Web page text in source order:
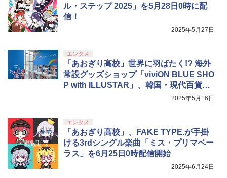
ル・ステップ 2025」を5月28日0時に配
信！
2025年5月27日
エンタメ
「あおぎり高校」世界に羽ばたく!? 海外
常設グッズショップ「viviON BLUE SHO
P with ILLUSTAR」、韓国・現代百貨店
2025年5月16日
エンタメ
「あおぎり高校」、FAKE TYPE.が手掛
ける3rdシングル楽曲「ミス・プリマベー
ラス」を6月25日0時配信開始
2025年6月24日